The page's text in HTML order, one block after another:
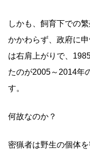
しかも、飼育下での
かかわらず、政府に
は右肩上がりで、
たのが2005～2014年
す。
何故なのか？
密猟者は野生の個体